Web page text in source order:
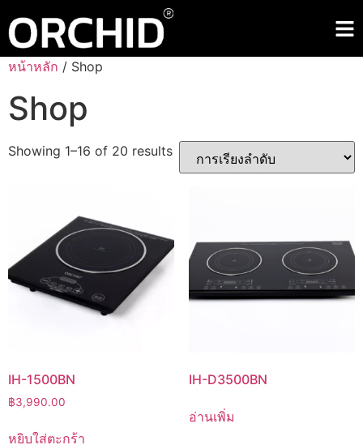
หน้าหลัก / Shop
Shop
Showing 1–16 of 20 results
IH-1500BN
฿3,990.00
หยิบใส่ตะกร้า
IH-D3500BN
อ่านเพิ่ม